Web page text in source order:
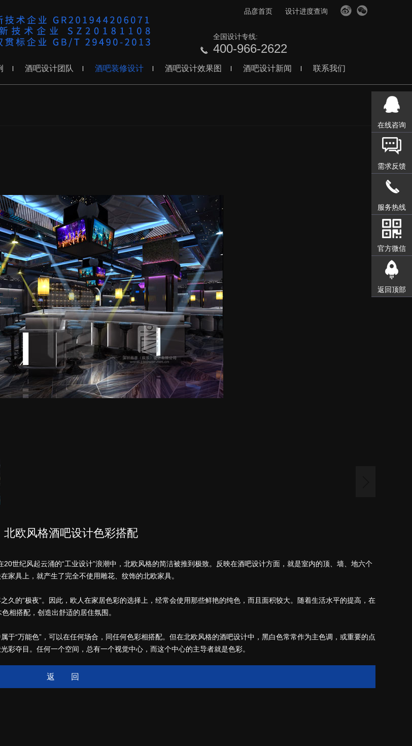
品彦首页 设计进度查询
全国设计专线:
400-966-2622
酒吧设计团队 酒吧装修设计 酒吧设计效果图 酒吧设计新闻 联系我们
北欧风格酒吧设计色彩搭配
世纪风起云涌的“工业设计”浪潮中，北欧风格的简洁被推到极致。反映在酒吧设计方面，就是室内的顶、墙、地六个
家具上，就产生了完全不使用雕花、纹饰的北欧家具。
的“极夜”。因此，欧人在家居色彩的选择上，经常会使用那些鲜艳的纯色，而且面积较大。随着生活水平的提高，在
相搭配，创造出舒适的居住氛围。
“万能色”，可以在任何场合，同任何色彩相搭配。但在北欧风格的酒吧设计中，黑白色常常作为主色调，或重要的点
夺目。任何一个空间，总有一个视觉中心，而这个中心的主导者就是色彩。
返回
在线咨询
需求反馈
服务热线
官方微信
返回顶部